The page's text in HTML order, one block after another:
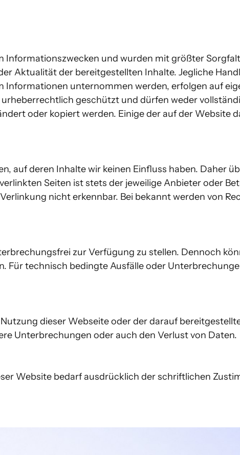
Informationszwecken und wurden mit größter
Aktualität der bereitgestellten Inhalte. Jegliche
unternommen werden, erfolgen auf
geschützt und dürfen weder
oder kopiert werden. Einige der auf der Website
auf deren Inhalte wir keinen Einfluss haben. Daher
Seiten ist stets der jeweilige Anbieter oder
nicht erkennbar. Bei bekannt werden von
zur Verfügung zu stellen. Dennoch
Für technisch bedingte Ausfälle oder
dieser Webseite oder der darauf
Unterbrechungen oder auch den Verlust von Daten.
Website bedarf ausdrücklich der schriftlichen